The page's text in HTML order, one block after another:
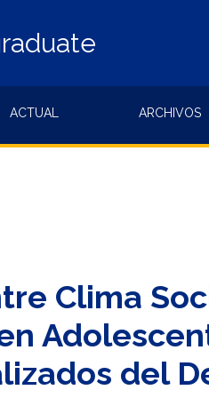
ACTUAL ARCHIVOS
Clima
del